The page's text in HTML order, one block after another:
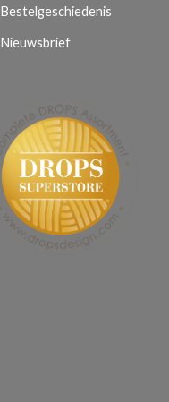
Bestelgeschiedenis
Nieuwsbrief